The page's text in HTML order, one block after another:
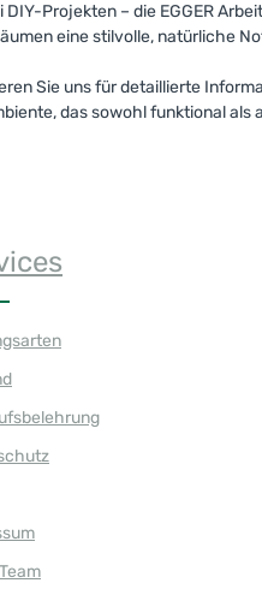
Projekten – die EGGER
eine stilvolle, natürliche
Sie uns für detaillierte
das sowohl funktional als